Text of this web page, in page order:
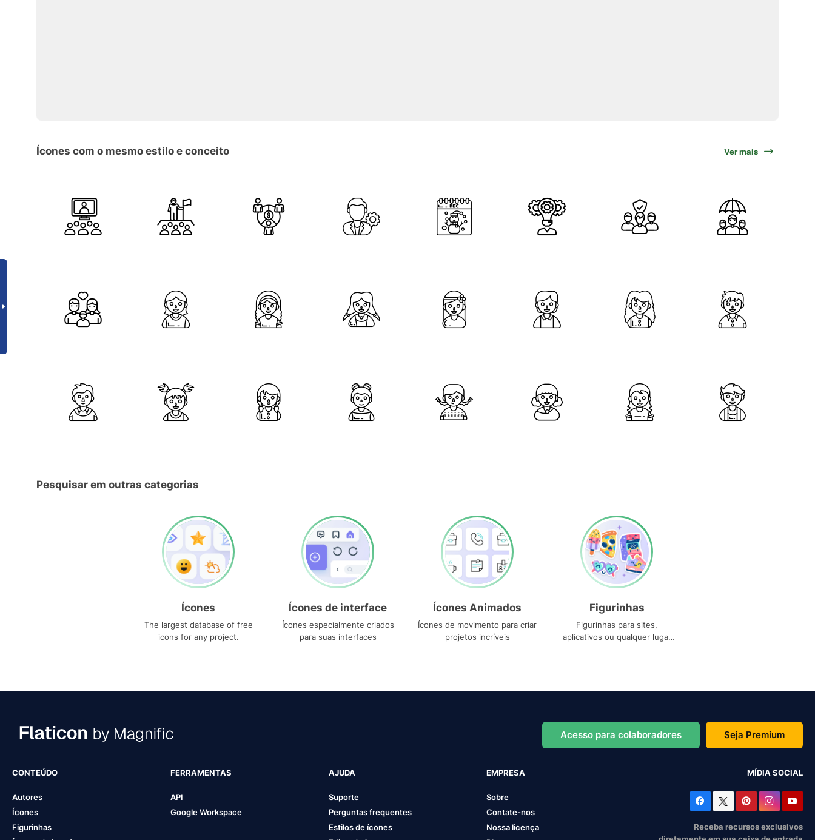
Ícones com o mesmo estilo e conceito Ver mais
Pesquisar em outras categorias
Ícones
The largest database of free
icons for any project.
Ícones de interface
Ícones especialmente criados
para suas interfaces
Ícones Animados
Ícones de movimento para criar
projetos incríveis
Figurinhas
Figurinhas para sites,
aplicativos ou qualquer lugar
Acesso para colaboradores Seja Premium
CONTEÚDO
Autores
Ícones
Figurinhas
FERRAMENTAS
API
Google Workspace
AJUDA
Suporte
Perguntas frequentes
Estilos de ícones
EMPRESA
Sobre
Contate-nos
Nossa licença
MÍDIA SOCIAL
Receba recursos exclusivos